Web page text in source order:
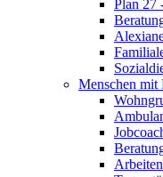
Plan 27
Menschen mit
Arbeiten